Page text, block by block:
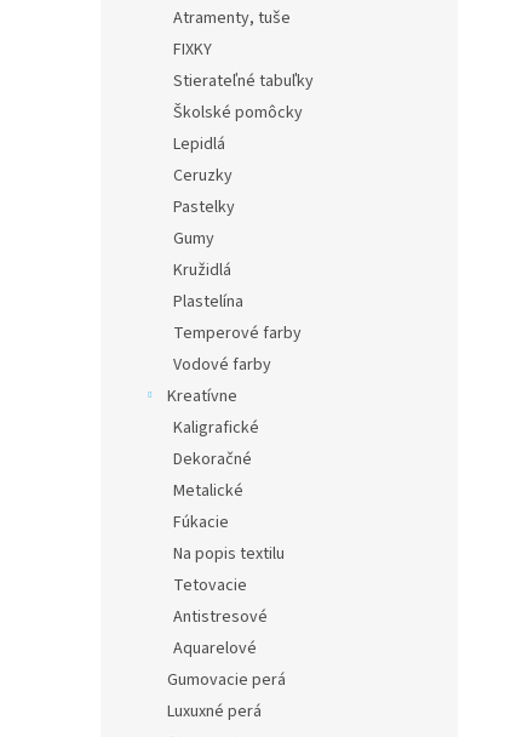
Atramenty, tuše
FIXKY
Stierateľné tabuľky
Školské pomôcky
Lepidlá
Ceruzky
Pastelky
Gumy
Kružidlá
Plastelína
Temperové farby
Vodové farby
Kreatívne
Kaligrafické
Dekoračné
Metalické
Fúkacie
Na popis textilu
Tetovacie
Antistresové
Aquarelové
Gumovacie perá
Luxuxné perá